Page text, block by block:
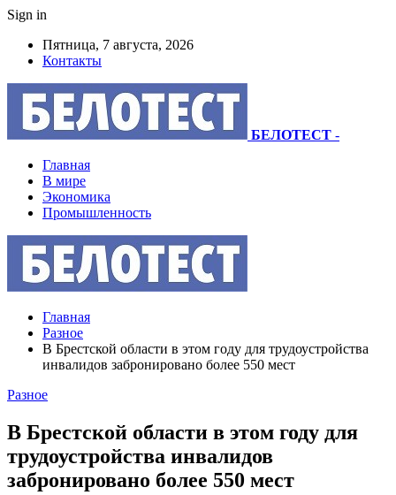
Sign in
Пятница, 7 августа, 2026
Контакты
БЕЛОТЕСТ -
Главная
В мире
Экономика
Промышленность
Главная
Разное
В Брестской области в этом году для трудоустройства
инвалидов забронировано более 550 мест
Разное
В Брестской области в этом году для
трудоустройства инвалидов
забронировано более 550 мест